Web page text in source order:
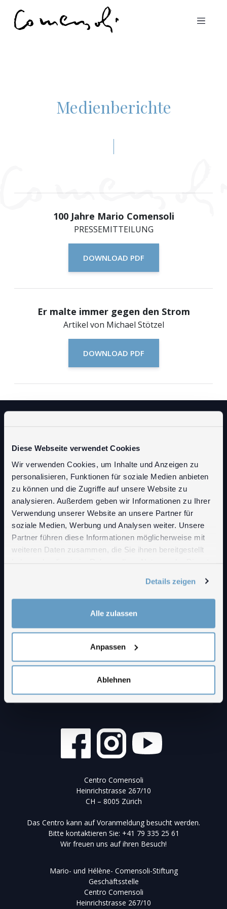
Diese Webseite verwendet Cookies
Wir verwenden Cookies, um Inhalte und Anzeigen zu
personalisieren, Funktionen für soziale Medien anbieten
zu können und die Zugriffe auf unsere Website zu
analysieren. Außerdem geben wir Informationen zu Ihrer
Verwendung unserer Website an unsere Partner für
soziale Medien, Werbung und Analysen weiter. Unsere
Partner führen diese Informationen möglicherweise mit
weiteren Daten zusammen, die Sie ihnen bereitgestellt
Details zeigen
Alle zulassen
Anpassen
Ablehnen
Medienberichte
100 Jahre Mario Comensoli
PRESSEMITTEILUNG
DOWNLOAD PDF
Er malte immer gegen den Strom
Artikel von Michael Stötzel
DOWNLOAD PDF
BIOGRAFIE
AUSSTELLUNGEN
FILME
SHOP
IMPRESSUM
COOKIE-ERKLÄRUNG
INTRANET
Centro Comensoli
Heinrichstrasse 267/10
CH – 8005 Zürich
Das Centro kann auf Voranmeldung besucht werden.
Bitte kontaktieren Sie: +41 79 335 25 61
Wir freuen uns auf ihren Besuch!
Mario- und Hélène- Comensoli-Stiftung
Geschäftsstelle
Centro Comensoli
Heinrichstrasse 267/10